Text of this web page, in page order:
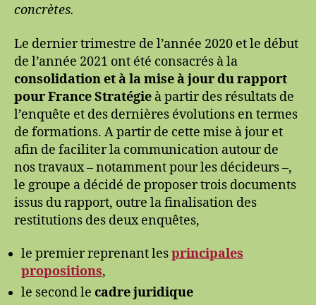
concrètes.
Le dernier trimestre de l’année 2020 et le début
de l’année 2021 ont été consacrés à la
consolidation et à la mise à jour du rapport
pour France Stratégie à partir des résultats de
l’enquête et des dernières évolutions en termes
de formations. A partir de cette mise à jour et
afin de faciliter la communication autour de
nos travaux – notamment pour les décideurs –,
le groupe a décidé de proposer trois documents
issus du rapport, outre la finalisation des
restitutions des deux enquêtes,
le premier reprenant lesprincipales
propositions,
le second le cadre juridique